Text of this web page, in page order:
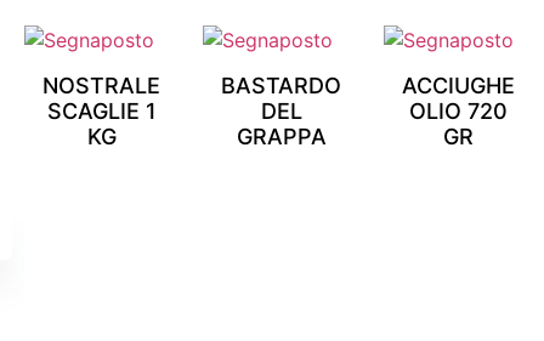
AFFIDABILE PER
LA
DISTRIBUZIONE DI
PRODOTTI
NOSTRALE
SCAGLIE 1
KG
BASTARDO
DEL
GRAPPA
ACCIUGHE
OLIO 720
GR